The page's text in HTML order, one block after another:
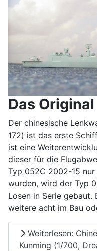
Das Original
Der chinesische
172) ist das erste
ist eine
dieser für die
Typ 052C 2002-15
wurden, wird der Typ
Losen in Serie
weitere acht im Bau
Weiterlesen:
Kunming (1/700,